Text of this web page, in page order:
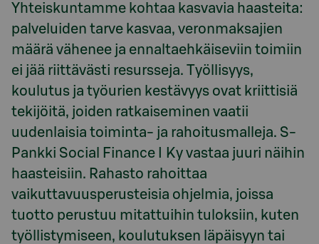
Yhteiskuntamme kohtaa kasvavia haasteita:
palveluiden tarve kasvaa, veronmaksajien
määrä vähenee ja ennaltaehkäiseviin toimiin
ei jää riittävästi resursseja. Työllisyys,
koulutus ja työurien kestävyys ovat kriittisiä
tekijöitä, joiden ratkaiseminen vaatii
uudenlaisia toiminta- ja rahoitusmalleja. S-
Pankki Social Finance I Ky vastaa juuri näihin
haasteisiin. Rahasto rahoittaa
vaikuttavuusperusteisia ohjelmia, joissa
tuotto perustuu mitattuihin tuloksiin, kuten
työllistymiseen, koulutuksen läpäisyyn tai